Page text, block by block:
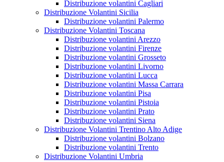
Distribuzione volantini Cagliari
Distribuzione Volantini Sicilia
Distribuzione volantini Palermo
Distribuzione Volantini Toscana
Distribuzione volantini Arezzo
Distribuzione volantini Firenze
Distribuzione volantini Grosseto
Distribuzione volantini Livorno
Distribuzione volantini Lucca
Distribuzione volantini Massa Carrara
Distribuzione volantini Pisa
Distribuzione volantini Pistoia
Distribuzione volantini Prato
Distribuzione volantini Siena
Distribuzione Volantini Trentino Alto Adige
Distribuzione volantini Bolzano
Distribuzione volantini Trento
Distribuzione Volantini Umbria